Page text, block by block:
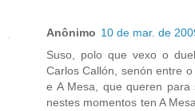
Anônimo 10 de mar. de
Suso, polo que vexo o
Carlos Callón, senón entre
e A Mesa, que queren para
nestes momentos ten A